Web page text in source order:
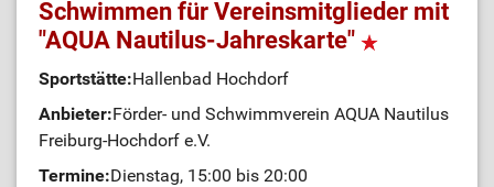
Schwimmen für Vereinsmitglieder mit
"AQUA Nautilus-Jahreskarte"
Sportstätte:Hallenbad Hochdorf
Anbieter:Förder- und Schwimmverein AQUA Nautilus
Freiburg-Hochdorf e.V.
Termine:Dienstag, 15:00 bis 20:00